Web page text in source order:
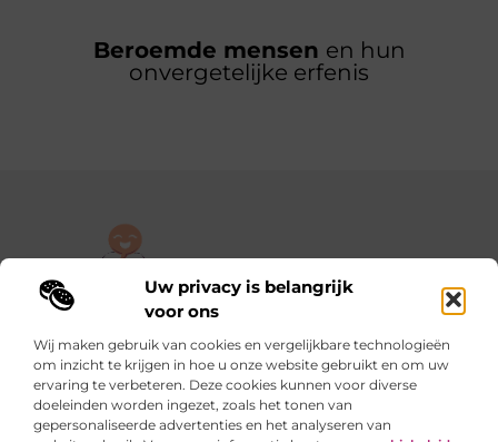
Uw privacy is belangrijk
voor ons
Wij maken gebruik van cookies en vergelijkbare technologieën
om inzicht te krijgen in hoe u onze website gebruikt en om uw
ervaring te verbeteren. Deze cookies kunnen voor diverse
doeleinden worden ingezet, zoals het tonen van
gepersonaliseerde advertenties en het analyseren van
Beroemde mensen en hun
onvergetelijke erfenis
De plek om jouw verhaal te delen, gratis en eenvoudig.
Verken een rijke verzameling blogs en artikelen die alles uit het
dagelijks leven behandelen, van persoonlijke verhalen tot
praktische tips.
Onze informatie